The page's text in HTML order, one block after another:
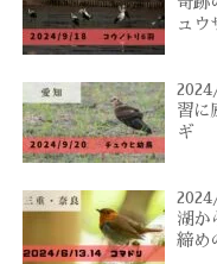
ュウ
習に
ギ
湖か
締め